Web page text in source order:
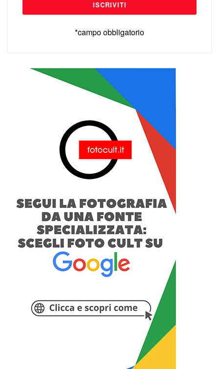
*campo obbligatorio